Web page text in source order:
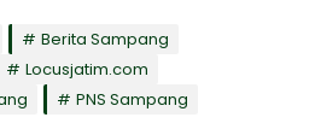
Berita Sampang
Locusjatim.com
PNS Sampang